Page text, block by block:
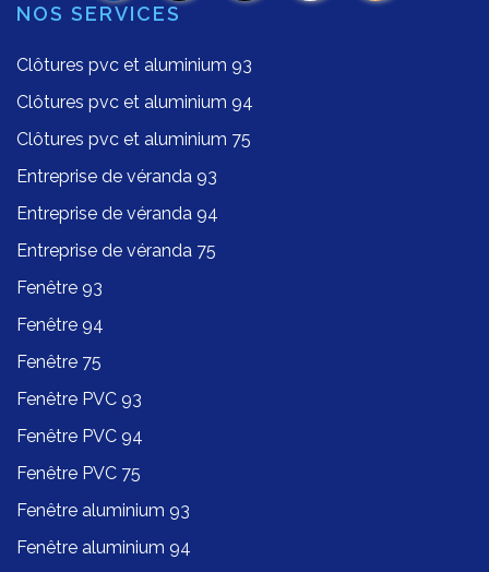
NOS SERVICES
Clôtures pvc et aluminium 93
Clôtures pvc et aluminium 94
Clôtures pvc et aluminium 75
Entreprise de véranda 93
Entreprise de véranda 94
Entreprise de véranda 75
Fenêtre 93
Fenêtre 94
Fenêtre 75
Fenêtre PVC 93
Fenêtre PVC 94
Fenêtre PVC 75
Fenêtre aluminium 93
Fenêtre aluminium 94